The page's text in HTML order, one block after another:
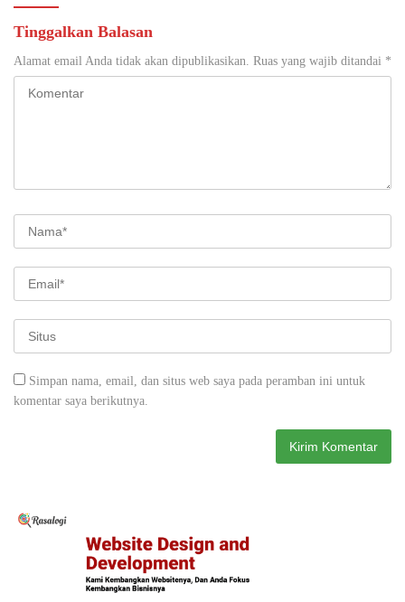
Tinggalkan Balasan
Alamat email Anda tidak akan dipublikasikan. Ruas yang wajib ditandai *
Simpan nama, email, dan situs web saya pada peramban ini untuk
komentar saya berikutnya.